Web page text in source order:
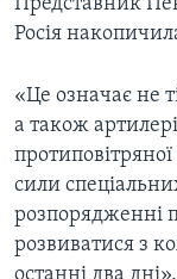
Росія
«Це означає не
а також
сили
розпорядженні
розвиватися з
останні два дні».